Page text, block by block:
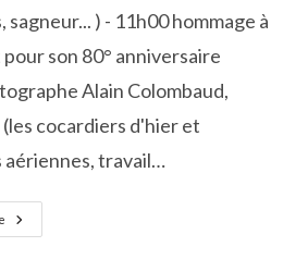
) - 11h00 hommage à
son 80° anniversaire
Alain Colombaud,
cocardiers d'hier et
aériennes, travail…
Les
Goûts